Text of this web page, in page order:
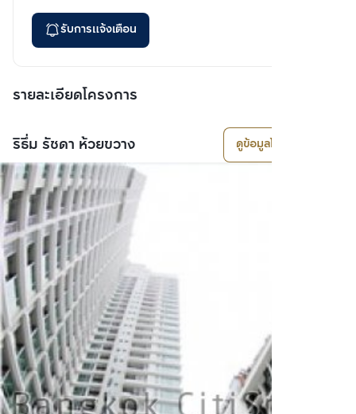
รับการแจ้งเตือน
รายละเอียดโครงการ
ริธึ่ม รัชดา ห้วยขวาง ดูข้อมูลโครงการ